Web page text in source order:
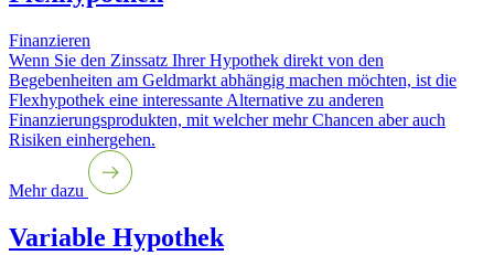
Finanzieren
Wenn Sie den Zinssatz Ihrer Hypothek direkt von den
Begebenheiten am Geldmarkt abhängig machen möchten, ist die
Flexhypothek eine interessante Alternative zu anderen
Finanzierungsprodukten, mit welcher mehr Chancen aber auch
Risiken einhergehen.
Mehr dazu
Variable Hypothek